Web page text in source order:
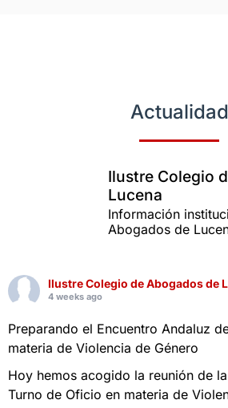
Actualidad
Ilustre Colegio
Lucena
Información
Abogados de
Ilustre Colegio de Abogados de
4 weeks ago
Preparando el Encuentro Andaluz
materia de Violencia de Género
Hoy hemos acogido la reunión de
Turno de Oficio en materia de